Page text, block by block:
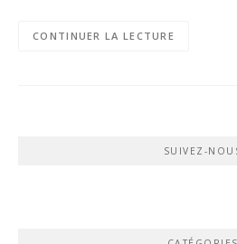
CONTINUER LA LECTURE
SUIVEZ-